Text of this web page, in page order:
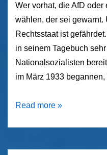
Wer vorhat, die AfD
wählen, der sei gewarnt.
Rechtsstaat ist
in seinem Tagebuch
Nationalsozialisten
im März 1933
Viktor
„Ich
Read more »